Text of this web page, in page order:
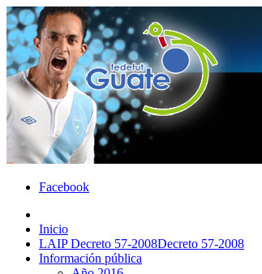
Facebook
Inicio
LAIP Decreto 57-2008Decreto 57-2008
Información pública